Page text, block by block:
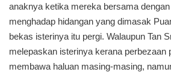
anaknya ketika mereka bersama
menghadap hidangan yang dimasak
bekas isterinya itu pergi. Walaupun Tan
melepaskan isterinya kerana perbezaan
membawa haluan masing-masing,